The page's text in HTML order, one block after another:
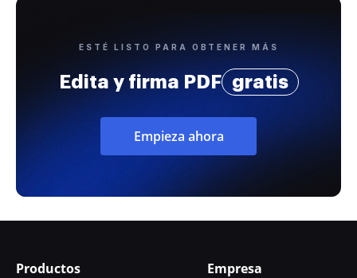
ESTÉ LISTO PARA OBTENER MÁS
Edita y firma PDF gratis
Empieza ahora
Productos Empresa